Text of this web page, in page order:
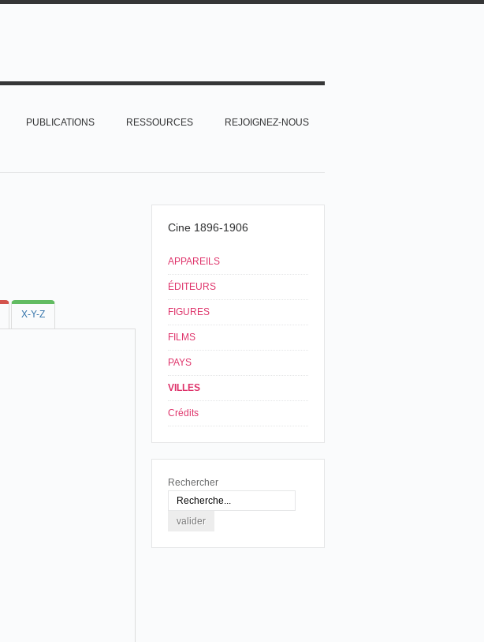
PUBLICATIONS RESSOURCES REJOIGNEZ-NOUS
X-Y-Z
Cine 1896-1906
APPAREILS
ÉDITEURS
FIGURES
FILMS
PAYS
VILLES
Crédits
Rechercher